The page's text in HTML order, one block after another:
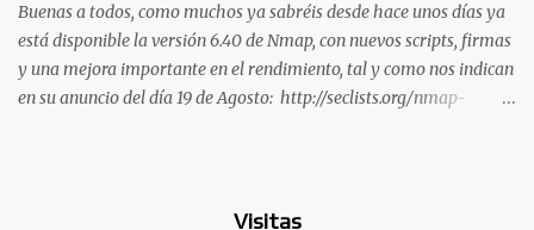
interesante utilidad para tener en los marcadores de nuestro
navegador. Saludos!
Buenas a todos, como muchos ya sabréis desde hace unos días ya
está disponible la versión 6.40 de Nmap, con nuevos scripts, firmas
y una mejora importante en el rendimiento, tal y como nos indican
en su anuncio del día 19 de Agosto: http://seclists.org/nmap-
<scriptname>"' and allows you to run Lua scripts with Ncat,
Visitas